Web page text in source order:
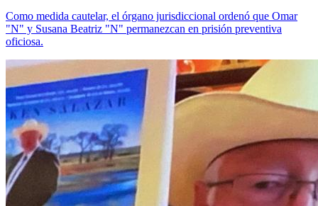
Como medida cautelar, el órgano jurisdiccional ordenó que Omar
"N" y Susana Beatriz "N" permanezcan en prisión preventiva
oficiosa.